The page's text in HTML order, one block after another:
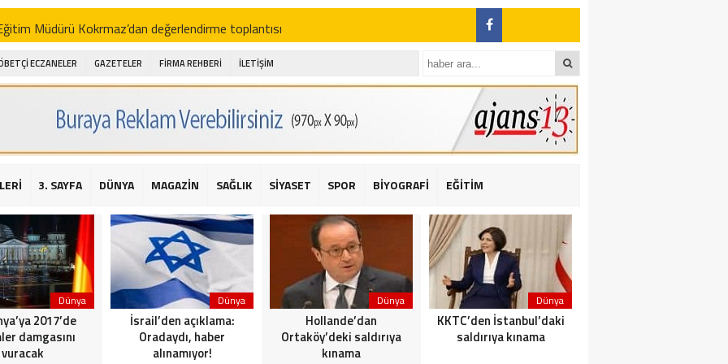
Müdürü Kokrmaz’dan değerlendirme toplantısı
Alibeyoğlu, Aile Destek Merkezini ziyaret etti
ıhlamur piyasalarda
şehitleri için bayraklı kayak gösterileri düzenlenecek
için yardım kermesi
2016 yılı değerlendirmesi
Sarıyer Çayırbaşı Cezayirli Hasan Paşa Camii’nde silahlı saldırı: 2 yaralı
Bahçeli’den Reina’ya düzenlenen terör saldırısına ilişkin açıklama
ECZANELER GAZETELER FİRMA REHBERİ İLETİŞİM
3. SAYFA DÜNYA MAGAZİN SAĞLIK SİYASET SPOR BİYOGRAFİ EĞİTİM
Dünya
2017’de
damgasını
vuracak
Dünya
İsrail’den açıklama:
Oradaydı, haber
alınamıyor!
Dünya
Hollande’dan
Ortaköy’deki saldırıya
kınama
Dünya
KKTC’den İstanbul’daki
saldırıya kınama